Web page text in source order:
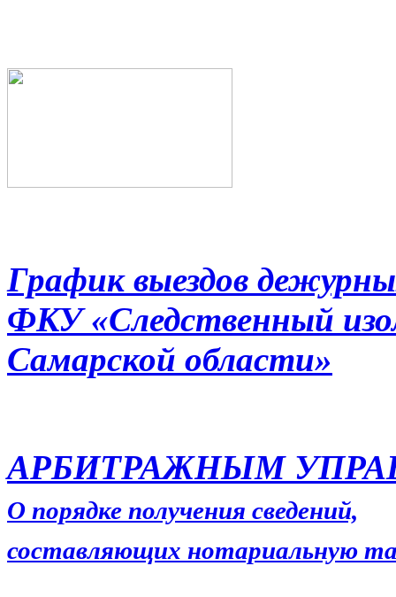
График выездов
ФКУ «Следственный
Самарской области»
АРБИТРАЖНЫМ
О порядке получения сведений,
составляющих нотариальную